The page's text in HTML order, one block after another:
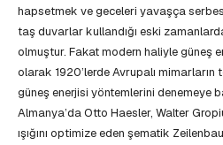
hapsetmek ve geceleri yavaşça
taş duvarlar kullandığı eski
olmuştur. Fakat modern haliyle güneş
olarak 1920’lerde Avrupalı
güneş enerjisi yöntemlerini denemeye
Almanya’da Otto Haesler, Walter
ışığını optimize eden şematik